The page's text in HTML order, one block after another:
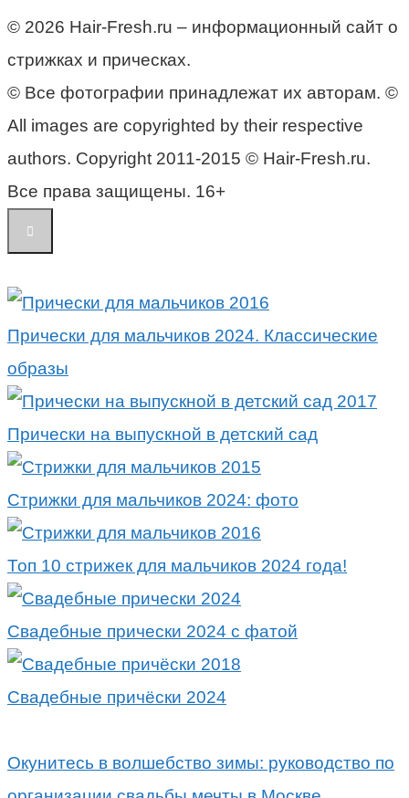
© 2026 Hair-Fresh.ru – информационный сайт о
стрижках и прическах.
© Все фотографии принадлежат их авторам. ©
All images are copyrighted by their respective
authors. Copyright 2011-2015 © Hair-Fresh.ru.
Все права защищены. 16+
Прически для мальчиков 2024. Классические
образы
Прически на выпускной в детский сад
Стрижки для мальчиков 2024: фото
Топ 10 стрижек для мальчиков 2024 года!
Свадебные прически 2024 с фатой
Свадебные причёски 2024
Окунитесь в волшебство зимы: руководство по